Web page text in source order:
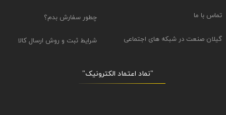
چطور سفارش بدم؟
شرایط ثبت و روش ارسال کالا
"نماد اعتماد الکترونیک​​​​​​​"
تماس با ما
گیلان صنعت در شبکه های اجتماعی